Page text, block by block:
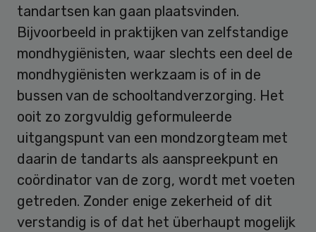
tandartsen kan gaan plaatsvinden.
Bijvoorbeeld in praktijken van zelfstandige
mondhygiënisten, waar slechts een deel de
mondhygiënisten werkzaam is of in de
bussen van de schooltandverzorging. Het
ooit zo zorgvuldig geformuleerde
uitgangspunt van een mondzorgteam met
daarin de tandarts als aanspreekpunt en
coördinator van de zorg, wordt met voeten
getreden. Zonder enige zekerheid of dit
verstandig is of dat het überhaupt mogelijk